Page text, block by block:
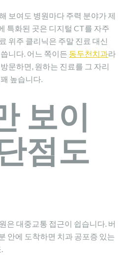
보여도 병원마다 주력 분야가 제
특화된 곳은 디지털 CT를 자주
위주 클리닉은 주말 진료 대신
니다. 어느 쪽이든 동두천치과라
문하면, 원하는 진료를 그 자리
높습니다.
보이
점도
은 대중교통 접근이 쉽습니다. 버
안에 도착하면 치과 공포증 있는